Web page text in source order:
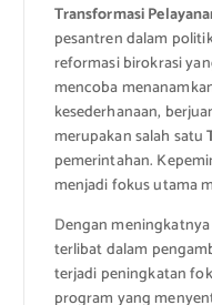
Transformasi
pesantren dalam
reformasi birokrasi
mencoba
kesederhanaan,
merupakan salah satu
pemerintahan.
menjadi fokus utama
Dengan
terlibat dalam
terjadi peningkatan
program yang